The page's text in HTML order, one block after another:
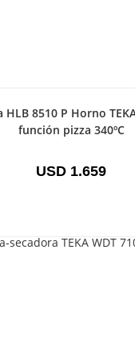
HLB 8510 P Horno
función pizza 340ºC
USD 1.659